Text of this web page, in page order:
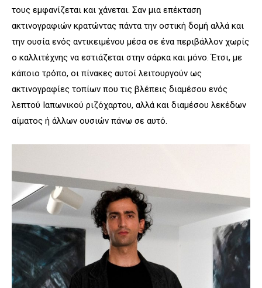
τους εμφανίζεται και χάνεται. Σαν μια επέκταση
ακτινογραφιών κρατώντας πάντα την οστική δομή αλλά και
την ουσία ενός αντικειμένου μέσα σε ένα περιβάλλον χωρίς
ο καλλιτέχνης να εστιάζεται στην σάρκα και μόνο. Έτσι, με
κάποιο τρόπο, οι πίνακες αυτοί λειτουργούν ως
ακτινογραφίες τοπίων που τις βλέπεις διαμέσου ενός
λεπτού Ιαπωνικού ριζόχαρτου, αλλά και διαμέσου λεκέδων
αίματος ή άλλων ουσιών πάνω σε αυτό.